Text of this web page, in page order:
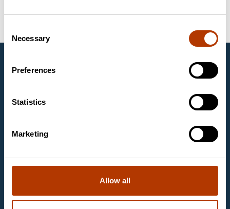
Selection
Necessary
Preferences
Statistics
Marketing
Allow all
Savyon Diagnostics Ltd.
1997. aastast Eestis tegutsev Labema Eesti OÜ on
on asutatud aastal 1988 ja tegeleb laboritoodete
Labema Eesti OÜ
Mäealuse 2/1, room 263